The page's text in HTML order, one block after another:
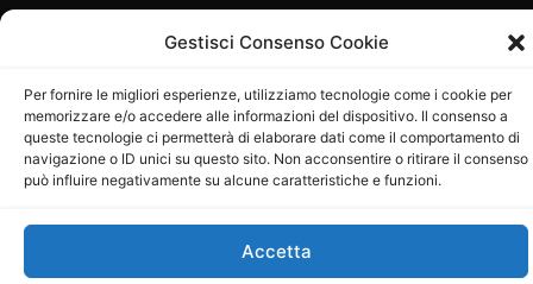
Gestisci Consenso Cookie
Per fornire le migliori esperienze, utilizziamo tecnologie come i cookie per
memorizzare e/o accedere alle informazioni del dispositivo. Il consenso a
queste tecnologie ci permetterà di elaborare dati come il comportamento di
navigazione o ID unici su questo sito. Non acconsentire o ritirare il consenso
può influire negativamente su alcune caratteristiche e funzioni.
Accetta
Sito gestito daLa Digitale srl–info@ladigitale.it